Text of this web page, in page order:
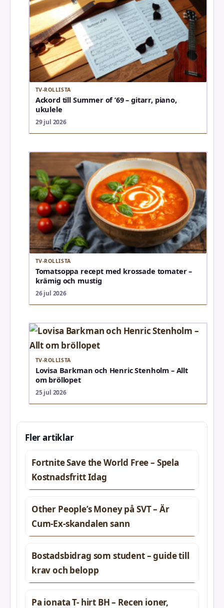
TV-ROLLISTA
Ackord till Summer of ’69 – gitarr, piano,
ukulele
29 jul 2026
TV-ROLLISTA
Tomatsoppa recept med krossade tomater –
krämig och mustig
26 jul 2026
TV-ROLLISTA
Lovisa Barkman och Henric Stenholm – Allt
om bröllopet
25 jul 2026
Fler artiklar
Fortnite Save the World Free – Spela
Kostnadsfritt Idag
Other People’s Money på SVT – Är
Cum-Ex-skandalen sann
Bostadsbidrag som student – guide till
krav och belopp
Pa ionata T- hirt BH – Recen ioner,